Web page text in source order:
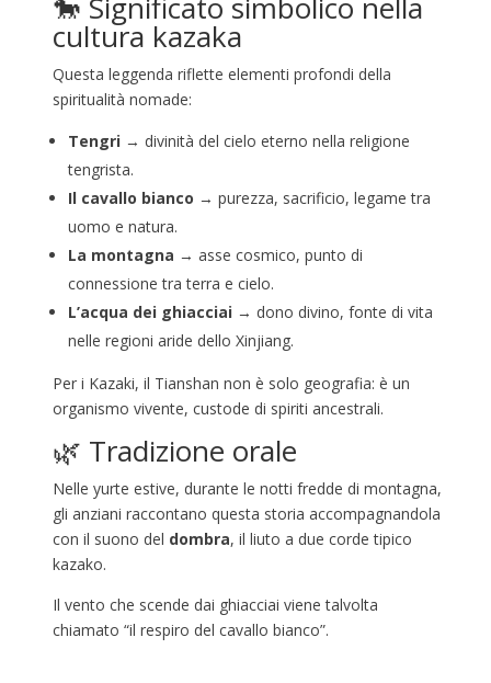
🐎 Significato simbolico nella
cultura kazaka
Questa leggenda riflette elementi profondi della
spiritualità nomade:
Tengri→ divinità del cielo eterno nella religione
tengrista.
Il cavallo bianco → purezza, sacrificio, legame tra
uomo e natura.
La montagna → asse cosmico, punto di
connessione tra terra e cielo.
L’acqua dei ghiacciai→ dono divino, fonte di vita
nelle regioni aride dello Xinjiang.
Per i Kazaki, il Tianshan non è solo geografia: è un
organismo vivente, custode di spiriti ancestrali.
🌿 Tradizione orale
Nelle yurte estive, durante le notti fredde di montagna,
gli anziani raccontano questa storia accompagnandola
con il suono del dombra, il liuto a due corde tipico
kazako.
Il vento che scende dai ghiacciai viene talvolta
chiamato “il respiro del cavallo bianco”.